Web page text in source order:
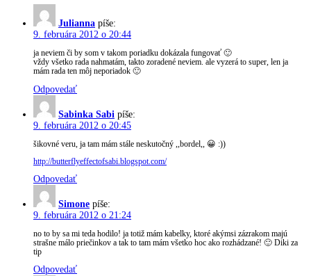
Julianna píše:
9. februára 2012 o 20:44
ja neviem či by som v takom poriadku dokázala fungovať 🙂
vždy všetko rada nahmatám, takto zoradené neviem. ale vyzerá to super, len ja
mám rada ten môj neporiadok 🙂
Odpovedať
Sabinka Sabi píše:
9. februára 2012 o 20:45
šikovné veru, ja tam mám stále neskutočný ,,bordel,, 😀 :))
http://butterflyeffectofsabi.blogspot.com/
Odpovedať
Simone píše:
9. februára 2012 o 21:24
no to by sa mi teda hodilo! ja totiž mám kabelky, ktoré akýmsi zázrakom majú
strašne málo priečinkov a tak to tam mám všetko hoc ako rozhádzané! 🙂 Diki za
tip
Odpovedať